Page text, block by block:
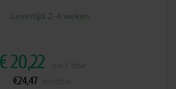
Levertijd 2-4 weken
20,22
€24,47